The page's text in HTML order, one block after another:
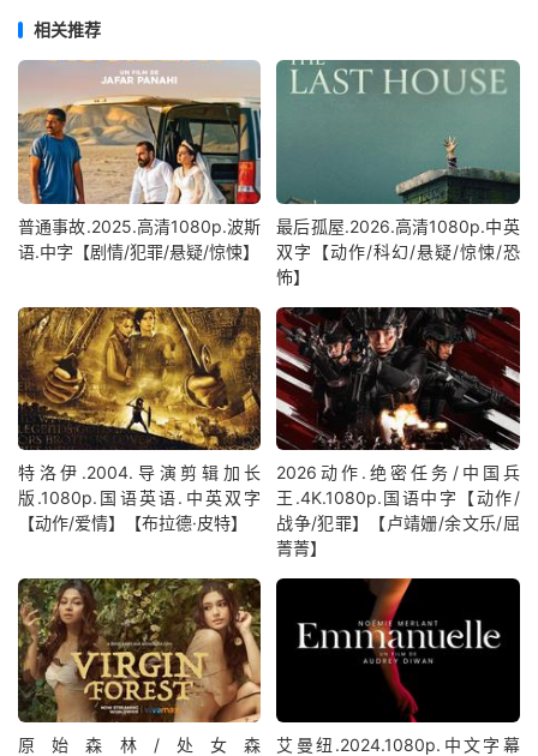
相关推荐
普通事故.2025.高清1080p.波斯
语.中字【剧情/犯罪/悬疑/惊悚】
最后孤屋.2026.高清1080p.中英
双字【动作/科幻/悬疑/惊悚/恐
怖】
特洛伊.2004.导演剪辑加长
版.1080p.国语英语.中英双字
【动作/爱情】【布拉德·皮特】
2026动作.绝密任务/中国兵
王.4K.1080p.国语中字【动作/
战争/犯罪】【卢靖姗/余文乐/屈
菁菁】
原始森林/处女森
艾曼纽.2024.1080p.中文字幕